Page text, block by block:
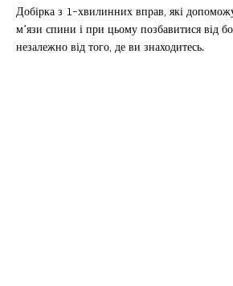
Добірка з 1-хвилинних вправ, які
м’язи спини і при цьому позбавитися від
незалежно від того, де ви знаходитесь.